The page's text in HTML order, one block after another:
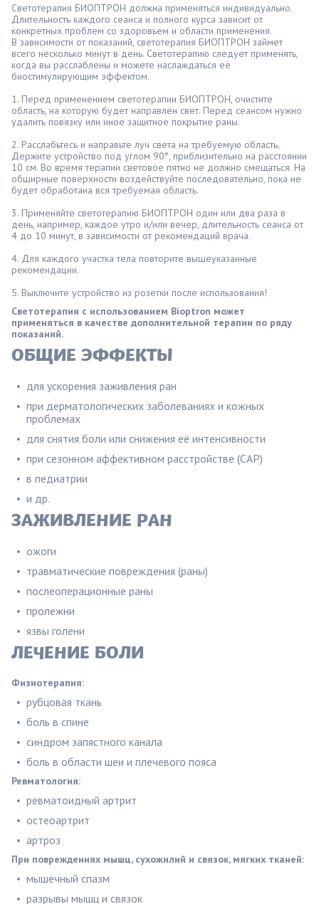
Светотерапия БИОПТРОН должна применяться индивидуально.
Длительность каждого сеанса и полного курса зависит от
конкретных проблем со здоровьем и области применения.
В зависимости от показаний, светотерапия БИОПТРОН займет
всего несколько минут в день. Светотерапию следует применять,
когда вы расслаблены и можете наслаждаться её
биостимулирующим эффектом.
1. Перед применением светотерапии БИОПТРОН, очистите
область, на которую будет направлен свет. Перед сеансом нужно
удалить повязку или иное защитное покрытие раны.
2. Расслабьтесь и направьте луч света на требуемую область.
Держите устройство под углом 90°, приблизительно на расстоянии
10 см. Во время терапии световое пятно не должно смещаться. На
обширные поверхности воздействуйте последовательно, пока не
будет обработана вся требуемая область.
3. Применяйте светотерапию БИОПТРОН один или два раза в
день, например, каждое утро и/или вечер, длительность сеанса от
4 до 10 минут, в зависимости от рекомендаций врача.
4. Для каждого участка тела повторите вышеуказанные
рекомендации.
5. Выключите устройство из розетки после использования!
Светотерапия с использованием Bioptron может
применяться в качестве дополнительной терапии по ряду
показаний.
ОБЩИЕ ЭФФЕКТЫ
для ускорения заживления ран
при дерматологических заболеваниях и кожных
проблемах
для снятия боли или снижения её интенсивности
при сезонном аффективном расстройстве (САР)
в педиатрии
и др.
ЗАЖИВЛЕНИЕ РАН
ожоги
травматические повреждения (раны)
послеоперационные раны
пролежни
язвы голени
ЛЕЧЕНИЕ БОЛИ
Физиотерапия:
рубцовая ткань
боль в спине
синдром запястного канала
боль в области шеи и плечевого пояса
Ревматология:
ревматоидный артрит
остеоартрит
артроз
При повреждениях мышц, сухожилий и связок, мягких тканей:
мышечный спазм
разрывы мышц и связок